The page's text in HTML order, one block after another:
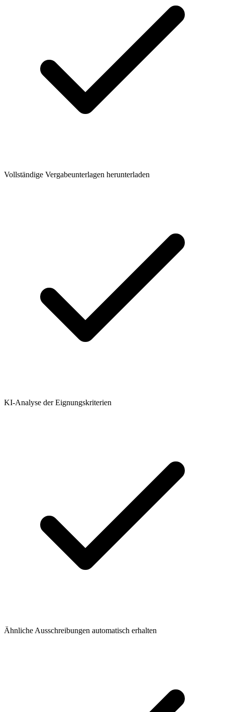
Vollständige Vergabeunterlagen herunterladen
KI-Analyse der Eignungskriterien
Ähnliche Ausschreibungen automatisch erhalten